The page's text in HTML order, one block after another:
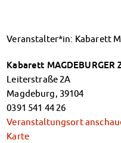
Kultur & Internationales
Wohnen für
IKUS und InterKultiTreff
Kulturförderung
KreativWorkshops
Magdeburger
AnsprechpartnerInnen
Veranstalter*in: Kabarett
Kabarett MAGDEBURGER
Leiterstraße 2A
Magdeburg 39104
0391 541 44 26
Veranstaltungsort
Karte